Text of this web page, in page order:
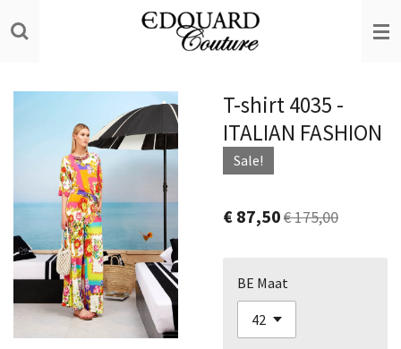
direct
T-shirt 4035 -
ITALIAN FASHION
Sale!
€ 87,50€ 175,00
BE Maat